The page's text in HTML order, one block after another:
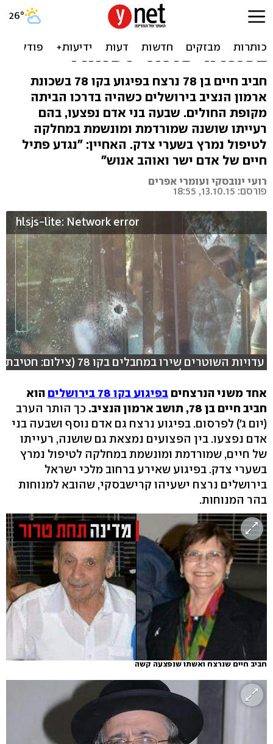
חביב חיים נרצח, אשתו
בטיפול נמרץ. המחבל היה
בכלא הישראלי ושוחרר
חביב חיים בן 78 נרצח בפיגוע בקו 78 בשכונת
ארמון הנציב בירושלים כשהיה בדרכו הביתה
מקופת החולים. שבעה בני אדם נפצעו, בהם
רעייתו שושנה שמורדמת ומונשמת במחלקה
לטיפול נמרץ בשערי צדק. האחיין: "נגדע פתיל
חיים של אדם ישר ואוהב אנוש"
רועי ינובסקי ועומרי אפרים
פורסם: 13.10.15, 18:55
hlsjs-lite: Network error
עדויות השוטרים שירו במחבלים בקו 78 (צילום: חטיבת
דוברות המשטרה )
אחד משני הנרצחים בפיגוע בקו 78 בירושלים
הוא
חביב חיים בן 78, תושב ארמון הנציב.
כך הותר הערב
(יום ג') לפרסום. בפיגוע נרצח גם אדם נוסף ושבעה בני
אדם נפצעו. בין הפצועים נמצאת גם שושנה, רעייתו
של חיים, שמורדמת ומונשמת במחלקה לטיפול נמרץ
בשערי צדק. בפיגוע שאירע ברחוב מלכי ישראל
בירושלים נרצח ישעיהו קרישבסקי, שהובא למנוחות
בהר המנוחות.
חביב חיים שנרצח ואשתו שנפצעה קשה